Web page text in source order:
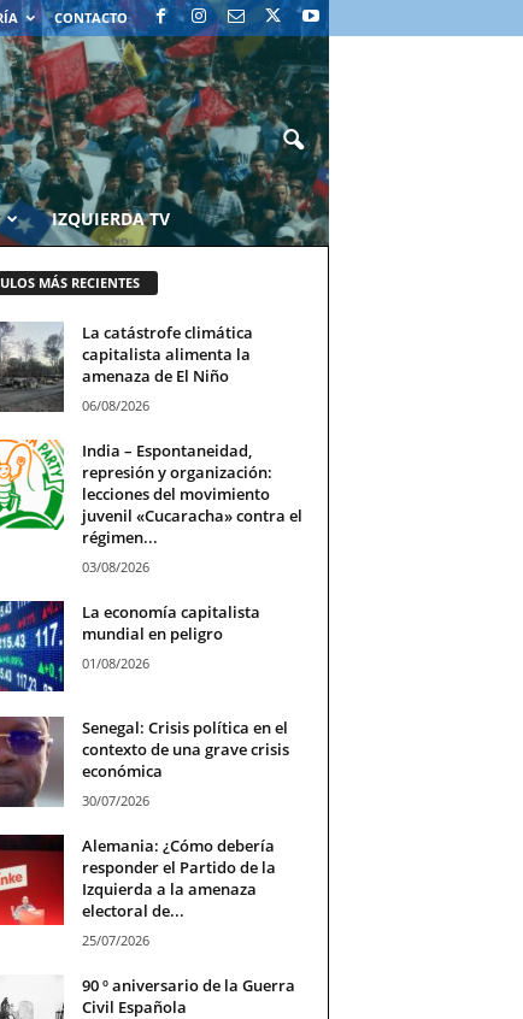
CONTACTO
IZQUIERDA TV
MÁS RECIENTES
La catástrofe climática
capitalista alimenta la
amenaza de El Niño
06/08/2026
India – Espontaneidad,
represión y organización:
lecciones del movimiento
juvenil «Cucaracha» contra el
régimen...
03/08/2026
La economía capitalista
mundial en peligro
01/08/2026
Senegal: Crisis política en el
contexto de una grave crisis
económica
30/07/2026
Alemania: ¿Cómo debería
responder el Partido de la
Izquierda a la amenaza
electoral de...
25/07/2026
90 º aniversario de la Guerra
Civil Española